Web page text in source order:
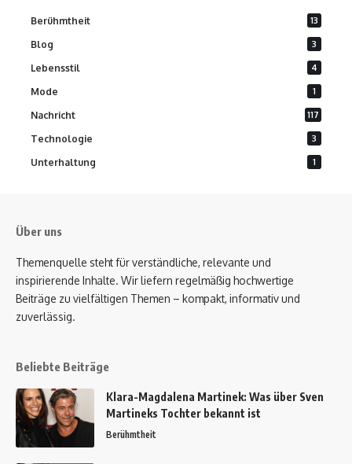
Berühmtheit 13
Blog 3
Lebensstil 4
Mode 1
Nachricht 117
Technologie 3
Unterhaltung 1
Über uns
Themenquelle steht für verständliche, relevante und
inspirierende Inhalte. Wir liefern regelmäßig hochwertige
Beiträge zu vielfältigen Themen – kompakt, informativ und
zuverlässig.
Beliebte Beiträge
Klara-Magdalena Martinek: Was über Sven
Martineks Tochter bekannt ist
Berühmtheit